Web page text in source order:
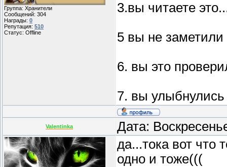
Группа: Хранители
Сообщений: 304
Награды: 0
Репутация: 510
Статус: Offline
3.вы читаете
5 вы не заметили
6. вы это
7. вы
Valentinka Дата:
да...тока вот что
одно и тоже(((